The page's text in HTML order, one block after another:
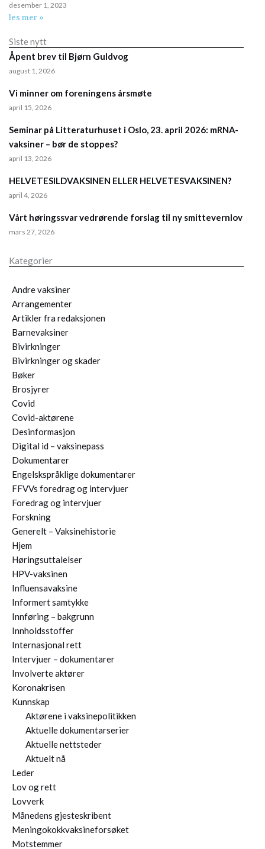
Siste nytt
Åpent brev til Bjørn Guldvog
august 1, 2026
Vi minner om foreningens årsmøte
april 15, 2026
Seminar på Litteraturhuset i Oslo, 23. april 2026: mRNA-
vaksiner – bør de stoppes?
april 13, 2026
HELVETESILDVAKSINEN ELLER HELVETESVAKSINEN?
april 4, 2026
Vårt høringssvar vedrørende forslag til ny smittevernlov
mars 27, 2026
Kategorier
Andre vaksiner
Arrangementer
Artikler fra redaksjonen
Barnevaksiner
Bivirkninger
Bivirkninger og skader
Bøker
Brosjyrer
Covid
Covid-aktørene
Desinformasjon
Digital id – vaksinepass
Dokumentarer
Engelskspråklige dokumentarer
FFVVs foredrag og intervjuer
Foredrag og intervjuer
Forskning
Generelt – Vaksinehistorie
Hjem
Høringsuttalelser
HPV-vaksinen
Influensavaksine
Informert samtykke
Innføring – bakgrunn
Innholdsstoffer
Internasjonal rett
Intervjuer – dokumentarer
Involverte aktører
Koronakrisen
Kunnskap
Aktørene i vaksinepolitikken
Aktuelle dokumentarserier
Aktuelle nettsteder
Aktuelt nå
Leder
Lov og rett
Lovverk
Månedens gjesteskribent
Meningokokkvaksineforsøket
Motstemmer
desember 1, 2023
les mer »